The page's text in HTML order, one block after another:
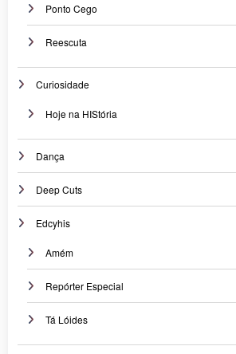
Ponto Cego
Reescuta
Curiosidade
Hoje na HIStória
Dança
Deep Cuts
Edcyhis
Amém
Repórter Especial
Tá Lóides